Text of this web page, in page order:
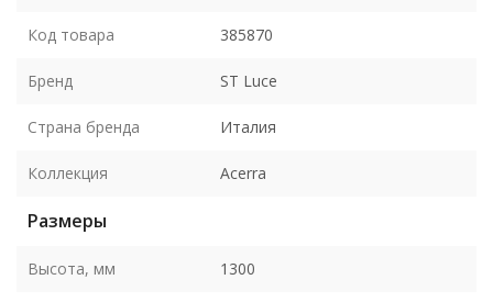
Код товара 385870
Бренд ST Luce
Страна бренда Италия
Коллекция Acerra
Размеры
Высота, мм 1300